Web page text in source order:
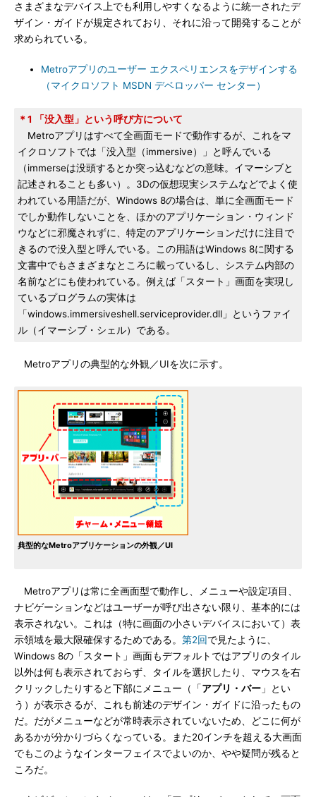
さまざまなデバイス上でも利用しやすくなるように統一されたデ
ザイン・ガイドが規定されており、それに沿って開発することが
求められている。
Metroアプリのユーザー エクスペリエンスをデザインする
（マイクロソフト MSDN デベロッパー センター）
＊1 「没入型」という呼び方について
Metroアプリはすべて全画面モードで動作するが、これをマ
イクロソフトでは「没入型（immersive）」と呼んでいる
（immerseは没頭するとか突っ込むなどの意味。イマーシブと
記述されることも多い）。3Dの仮想現実システムなどでよく使
われている用語だが、Windows 8の場合は、単に全画面モード
でしか動作しないことを、ほかのアプリケーション・ウィンド
ウなどに邪魔されずに、特定のアプリケーションだけに注目で
きるので没入型と呼んでいる。この用語はWindows 8に関する
文書中でもさまざまなところに載っているし、システム内部の
名前などにも使われている。例えば「スタート」画面を実現し
ているプログラムの実体は
「windows.immersiveshell.serviceprovider.dll」というファイ
ル（イマーシブ・シェル）である。
Metroアプリの典型的な外観／UIを次に示す。
典型的なMetroアプリケーションの外観／UI
Metroアプリは常に全画面型で動作し、メニューや設定項目、
ナビゲーションなどはユーザーが呼び出さない限り、基本的には
表示されない。これは（特に画面の小さいデバイスにおいて）表
示領域を最大限確保するためである。 第2回で見たように、
Windows 8の「スタート」画面もデフォルトではアプリのタイル
以外は何も表示されておらず、タイルを選択したり、マウスを右
クリックしたりすると下部にメニュー（「アプリ・バー 」とい
う）が表示さるが、これも前述のデザイン・ガイドに沿ったもの
だ。だがメニューなどが常時表示されていないため、どこに何が
あるかが分かりづらくなっている。また20インチを超える大画面
でもこのようなインターフェイスでよいのか、やや疑問が残ると
ころだ。